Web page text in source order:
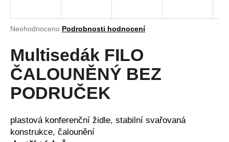
Průměrné
produktu
je
0,0
z
5
hvězdiček.
Neohodnoceno Podrobnosti hodnocení
Multisedák FILO
ČALOUNĚNÝ BEZ
PODRUČEK
plastová konferenční židle, stabilní svařovaná
konstrukce, čalounění
j
t
?
HLEDAT